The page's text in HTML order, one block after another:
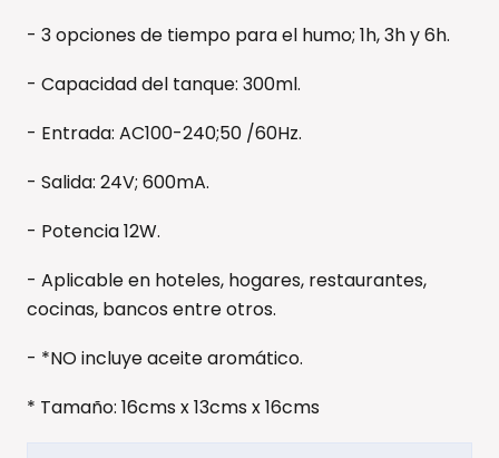
- 3 opciones de tiempo para el humo; 1h, 3h y 6h.
- Capacidad del tanque: 300ml.
- Entrada: AC100-240;50 /60Hz.
- Salida: 24V; 600mA.
- Potencia 12W.
- Aplicable en hoteles, hogares, restaurantes,
cocinas, bancos entre otros.
- *NO incluye aceite aromático.
* Tamaño: 16cms x 13cms x 16cms